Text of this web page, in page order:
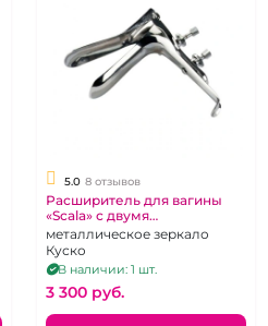
5.0 8 отзывов
Расширитель для вагины
«Scala» с двумя
регуляторами
металлическое зеркало
Куско
В наличии: 1 шт.
3 300 pуб.